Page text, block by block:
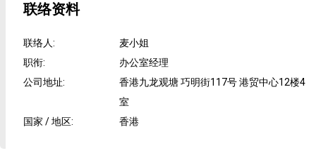
联络资料
联络人:
麦小姐
职衔:
办公室经理
公司地址:
香港九龙观塘 巧明街117号 港贸中心12楼4
室
国家 / 地区: 香港